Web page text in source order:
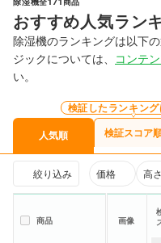
除湿機全171商品
おすすめ人気ラン
除湿機のランキングは以下
ジックについては、
コンテ
い。
人気順
検証したランキング
検証スコア
絞り込み 価格 高さ
商品 画像